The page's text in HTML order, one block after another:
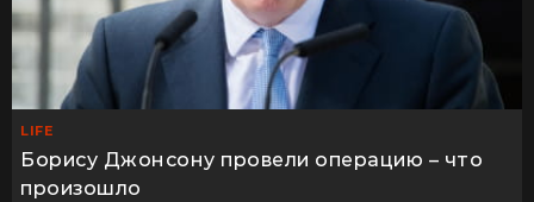
LIFE
Борису Джонсону провели операцию – что
произошло